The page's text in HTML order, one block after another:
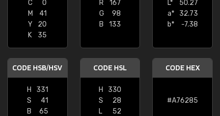
C
0
M
41
Y
20
K
35
R
167
G
98
B
133
L*
50.27
a*
32.73
b*
-7.38
CODE HSB/HSV
H
331
S
41
B
65
CODE HSL
H
330
S
28
L
52
CODE HEX
#A76285